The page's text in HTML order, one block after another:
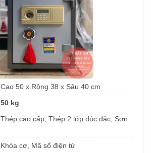
Cao 50 x Rộng 38 x Sâu 40 cm
50 kg
Thép cao cấp, Thép 2 lớp đúc đặc, Sơn
Khóa cơ, Mã số điện tử